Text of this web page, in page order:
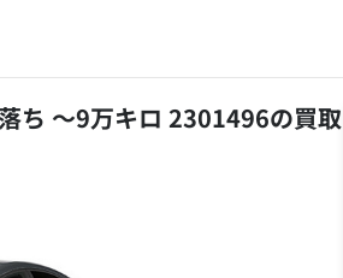
ち ～9万キロ 2301496の買取